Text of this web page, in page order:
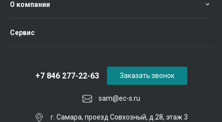
О компании
Сервис
sam@ec-s.ru
+7 846 277-22-63
г. Самара, проезд Совхозный, д.28, этаж 3
Заказать звонок